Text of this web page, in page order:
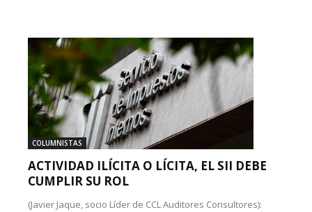
COLUMNISTAS
ACTIVIDAD ILÍCITA O LÍCITA, EL SII DEBE
CUMPLIR SU ROL
(Javier Jaque, socio Líder de CCL Auditores Consultores):